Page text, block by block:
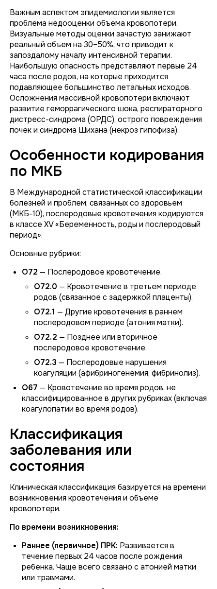
Важным аспектом эпидемиологии является
проблема недооценки объема кровопотери.
Визуальные методы оценки зачастую занижают
реальный объем на 30–50%, что приводит к
запоздалому началу интенсивной терапии.
Наибольшую опасность представляют первые 24
часа после родов, на которые приходится
подавляющее большинство летальных исходов.
Осложнения массивной кровопотери включают
развитие геморрагического шока, респираторного
дистресс-синдрома (ОРДС), острого повреждения
почек и синдрома Шихана (некроз гипофиза).
Особенности кодирования
по МКБ
В Международной статистической классификации
болезней и проблем, связанных со здоровьем
(МКБ-10), послеродовые кровотечения кодируются
в классе XV «Беременность, роды и послеродовый
период».
Основные рубрики:
O72 — Послеродовое кровотечение.
O72.0 — Кровотечение в третьем периоде
родов (связанное с задержкой плаценты).
O72.1 — Другие кровотечения в раннем
послеродовом периоде (атония матки).
O72.2 — Позднее или вторичное
послеродовое кровотечение.
O72.3 — Послеродовые нарушения
коагуляции (афибриногенемия, фибринолиз).
O67 — Кровотечение во время родов, не
классифицированное в других рубриках (включая
коагулопатии во время родов).
Классификация
заболевания или
состояния
Клиническая классификация базируется на времени
возникновения кровотечения и объеме
кровопотери.
По времени возникновения:
Раннее (первичное) ПРК: Развивается в
течение первых 24 часов после рождения
ребенка. Чаще всего связано с атонией матки
или травмами.